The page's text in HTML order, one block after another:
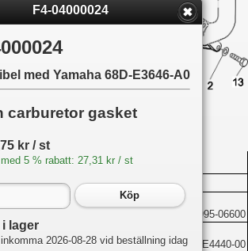
Namn
Bolt M6x90
Washer 6
Kompatibel med Yamaha 92995-06600
Intake silencer assembly
Kompatibel med Yamaha 68D-E4440-00
F4-04000024
med Yamaha 68D-E3646-A0
carburetor gasket
kr / st
5 % rabatt: 27,31 kr / st
Köp
i lager
2026-08-28 vid beställning idag